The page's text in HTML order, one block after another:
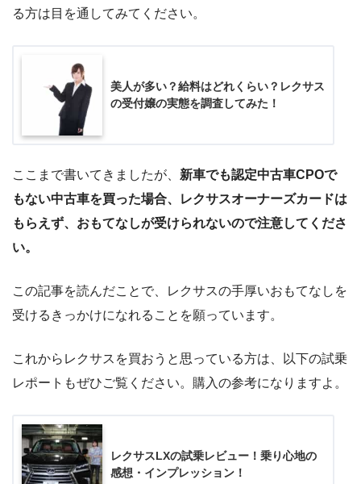
る方は目を通してみてください。
美人が多い？給料はどれくらい？レクサス
の受付嬢の実態を調査してみた！
ここまで書いてきましたが、 新車でも認定中古車CPOで
もない中古車を買った場合、レクサスオーナーズカードは
もらえず、おもてなしが受けられないので注意してくださ
い。
この記事を読んだことで、レクサスの手厚いおもてなしを
受けるきっかけになれることを願っています。
これからレクサスを買おうと思っている方は、以下の試乗
レポートもぜひご覧ください。購入の参考になりますよ。
レクサスLXの試乗レビュー！乗り心地の
感想・インプレッション！